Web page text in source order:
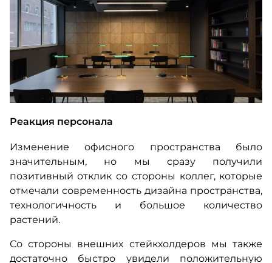
Реакция персонала
Изменение офисного пространства было
значительным, но мы сразу получили
позитивный отклик со стороны коллег, которые
отмечали современность дизайна пространства,
технологичность и большое количество
растений.
Со стороны внешних стейкхолдеров мы также
достаточно быстро увидели положительную